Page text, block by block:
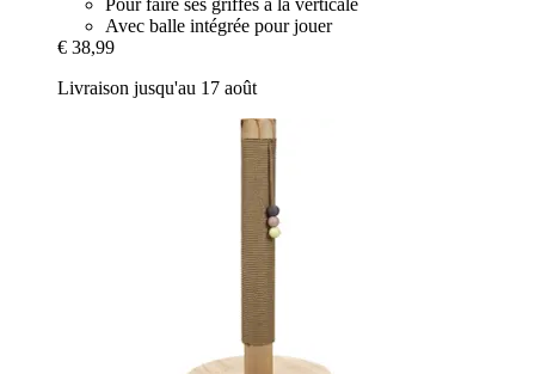
Avec balle intégrée pour jouer
€ 38,99
Livraison jusqu'au 17 août